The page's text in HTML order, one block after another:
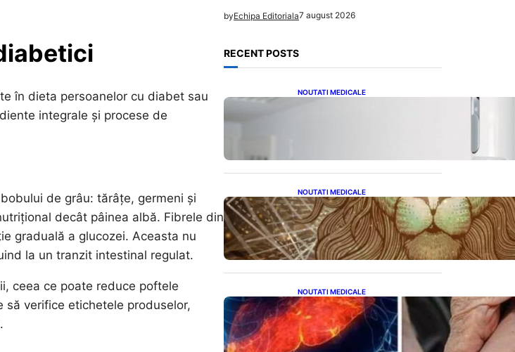
în dieta persoanelor cu diabet sau
integrale și procese de
de grâu: tărâțe, germeni și
decât pâinea albă. Fibrele din
graduală a glucozei. Aceasta nu
la un tranzit intestinal regulat.
ceea ce poate reduce poftele
verifice etichetele produselor,
byEchipa Editoriala7 august 2026
RECENT POSTS
NOUTATI MEDICALE
NOUTATI MEDICALE
Energia Portalului 8:8:8: O
Fereastră Cosmică pentru
Transformări în Viața Ta
NOUTATI MEDICALE
Ficatul Gras: Semnalul Ușor
Ignorat de la Picioare și
Importanța Diagnosticării
Timpurii